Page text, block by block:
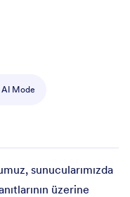
Mode
sunucularımızda
üzerine